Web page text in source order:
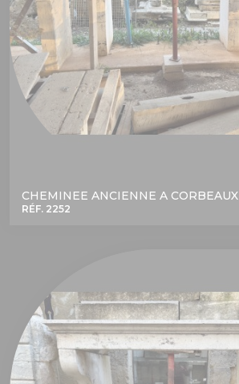
CHEMINEE ANCIENNE A CORBEAUX
RÉF. 2252